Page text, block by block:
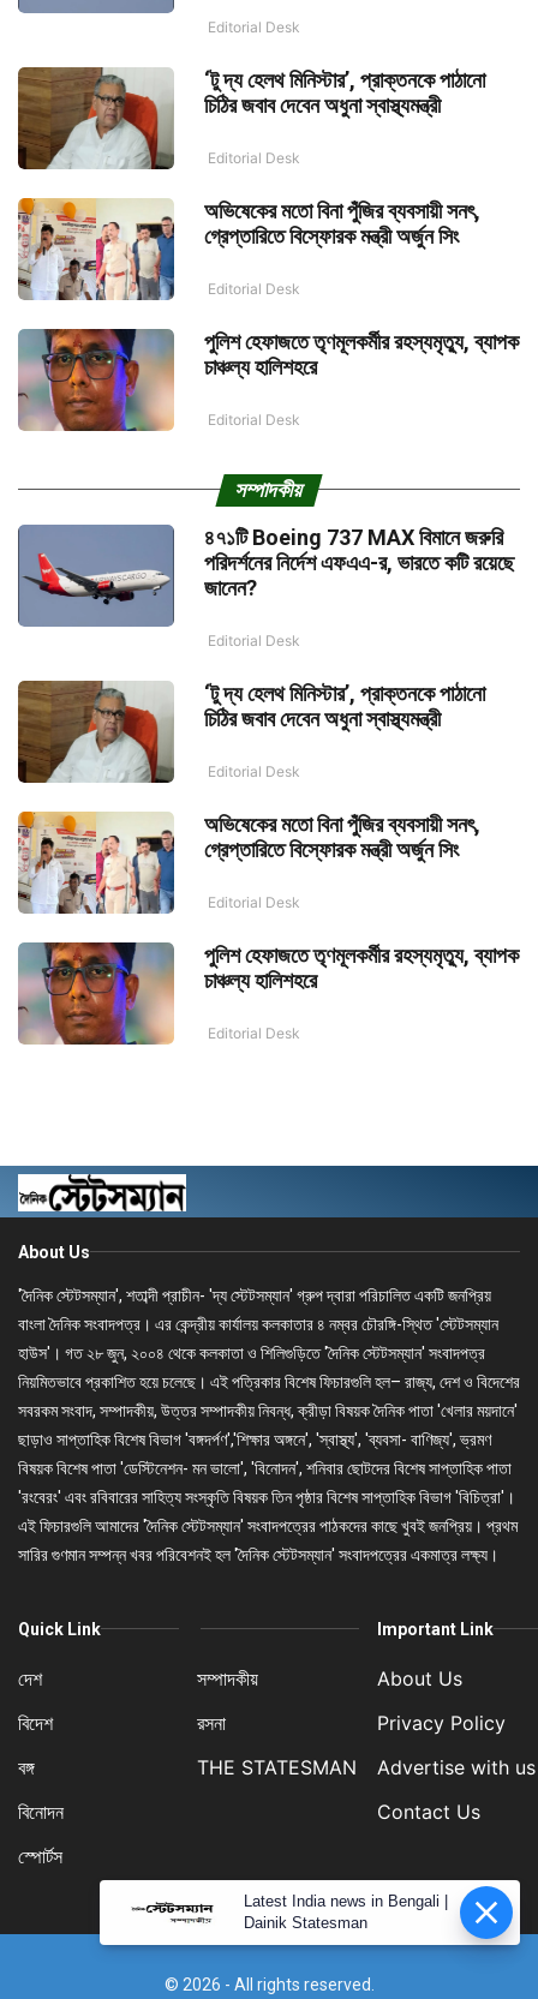
Editorial Desk
‘টু দ্য হেলথ মিনিস্টার’, প্রাক্তনকে পাঠানো
চিঠির জবাব দেবেন অধুনা স্বাস্থ্যমন্ত্রী
Editorial Desk
অভিষেকের মতো বিনা পুঁজির ব্যবসায়ী সনৎ,
গ্রেপ্তারিতে বিস্ফোরক মন্ত্রী অর্জুন সিং
Editorial Desk
পুলিশ হেফাজতে তৃণমূলকর্মীর রহস্যমৃত্যু, ব্যাপক
চাঞ্চল্য হালিশহরে
Editorial Desk
সম্পাদকীয়
৪৭১টি Boeing 737 MAX বিমানে জরুরি
পরিদর্শনের নির্দেশ এফএএ-র, ভারতে কটি রয়েছে
জানেন?
Editorial Desk
‘টু দ্য হেলথ মিনিস্টার’, প্রাক্তনকে পাঠানো
চিঠির জবাব দেবেন অধুনা স্বাস্থ্যমন্ত্রী
Editorial Desk
অভিষেকের মতো বিনা পুঁজির ব্যবসায়ী সনৎ,
গ্রেপ্তারিতে বিস্ফোরক মন্ত্রী অর্জুন সিং
Editorial Desk
পুলিশ হেফাজতে তৃণমূলকর্মীর রহস্যমৃত্যু, ব্যাপক
চাঞ্চল্য হালিশহরে
Editorial Desk
About Us
'দৈনিক স্টেটসম্যান', শতাব্দী প্রাচীন- 'দ্য স্টেটসম্যান' গ্রুপ দ্বারা পরিচালিত একটি জনপ্রিয়
বাংলা দৈনিক সংবাদপত্র। এর কেন্দ্রীয় কার্যালয় কলকাতার ৪ নম্বর চৌরঙ্গি-স্থিত 'স্টেটসম্যান
হাউস'। গত ২৮ জুন, ২০০৪ থেকে কলকাতা ও শিলিগুড়িতে 'দৈনিক স্টেটসম্যান' সংবাদপত্র
নিয়মিতভাবে প্রকাশিত হয়ে চলেছে। এই পত্রিকার বিশেষ ফিচারগুলি হল– রাজ্য, দেশ ও বিদেশের
সবরকম সংবাদ, সম্পাদকীয়, উত্তর সম্পাদকীয় নিবন্ধ, ক্রীড়া বিষয়ক দৈনিক পাতা 'খেলার ময়দানে'
ছাড়াও সাপ্তাহিক বিশেষ বিভাগ 'বঙ্গদর্পণ','শিক্ষার অঙ্গনে', 'স্বাস্থ্য', 'ব্যবসা- বাণিজ্য', ভ্রমণ
বিষয়ক বিশেষ পাতা 'ডেস্টিনেশন- মন ভালো', 'বিনোদন', শনিবার ছোটদের বিশেষ সাপ্তাহিক পাতা
'রংবেরং' এবং রবিবারের সাহিত্য সংস্কৃতি বিষয়ক তিন পৃষ্ঠার বিশেষ সাপ্তাহিক বিভাগ 'বিচিত্রা'।
এই ফিচারগুলি আমাদের 'দৈনিক স্টেটসম্যান' সংবাদপত্রের পাঠকদের কাছে খুবই জনপ্রিয়। প্রথম
সারির গুণমান সম্পন্ন খবর পরিবেশনই হল 'দৈনিক স্টেটসম্যান' সংবাদপত্রের একমাত্র লক্ষ্য।
Quick Link
দেশ
বিদেশ
বঙ্গ
বিনোদন
স্পোর্টস
সম্পাদকীয়
রসনা
THE STATESMAN
Important Link
About Us
Privacy Policy
Advertise with us
Contact Us
© 2026 - All rights reserved.
Latest India news in Bengali |
Dainik Statesman